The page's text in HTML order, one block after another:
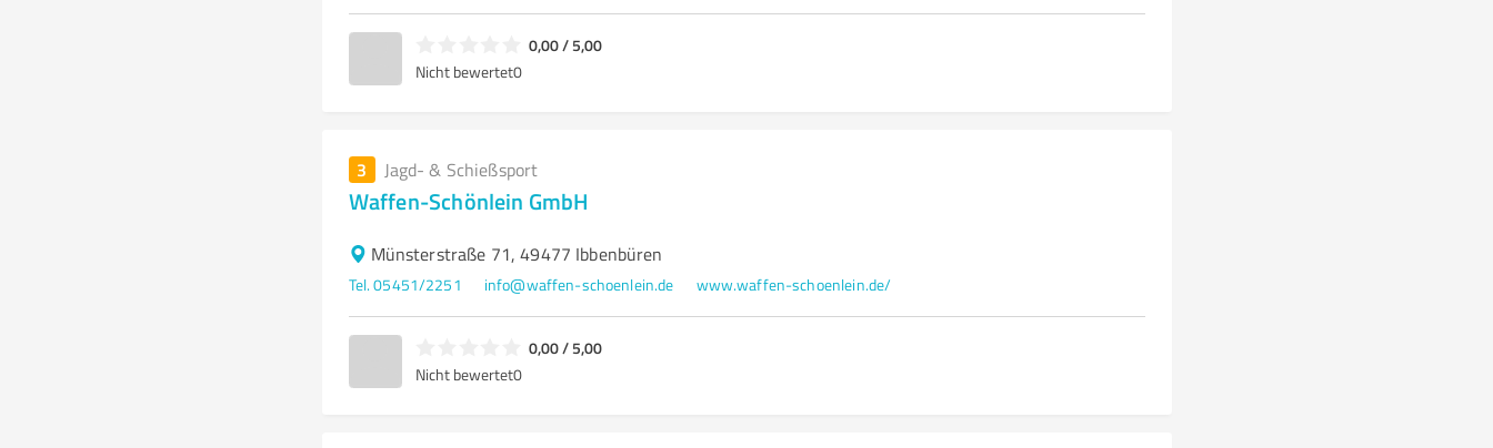
0,00 / 5,00
Nicht bewertet0
3 Jagd- & Schießsport
Waffen-Schönlein GmbH
Münsterstraße 71, 49477 Ibbenbüren
Tel. 05451/2251 info@waffen-schoenlein.de www.waffen-schoenlein.de/
0,00 / 5,00
Nicht bewertet0